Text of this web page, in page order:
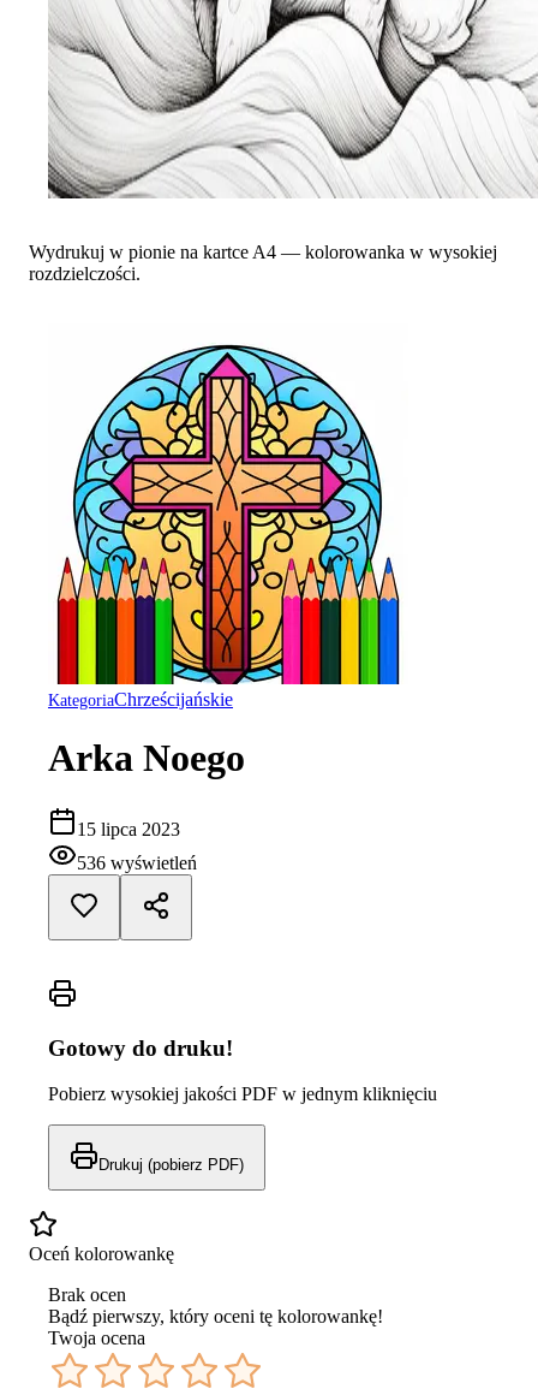
Wydrukuj w pionie na kartce A4 — kolorowanka w wysokiej
rozdzielczości.
KategoriaChrześcijańskie
Arka Noego
15 lipca 2023
536 wyświetleń
Gotowy do druku!
Pobierz wysokiej jakości PDF w jednym kliknięciu
Drukuj (pobierz PDF)
Oceń kolorowankę
Brak ocen
Bądź pierwszy, który oceni tę kolorowankę!
Twoja ocena